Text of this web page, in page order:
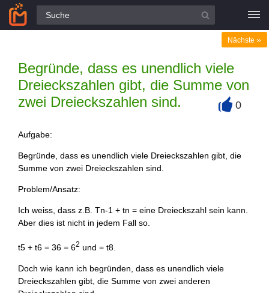
Alle Fragen
Begründe, dass es unendlich viele
Dreieckszahlen gibt, die Summe von
zwei Dreieckszahlen sind.
Nächste »
0
Aufgabe:
Begründe, dass es unendlich viele Dreieckszahlen gibt, die
Summe von zwei Dreieckszahlen sind.
Problem/Ansatz:
Ich weiss, dass z.B. Tn-1 + tn = eine Dreieckszahl sein kann.
Aber dies ist nicht in jedem Fall so.
t5 + t6 = 36 = 62 und = t8.
Doch wie kann ich begründen, dass es unendlich viele
Dreieckszahlen gibt, die Summe von zwei anderen